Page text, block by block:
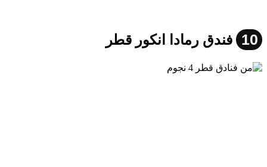
10 فندق رمادا انكور قطر